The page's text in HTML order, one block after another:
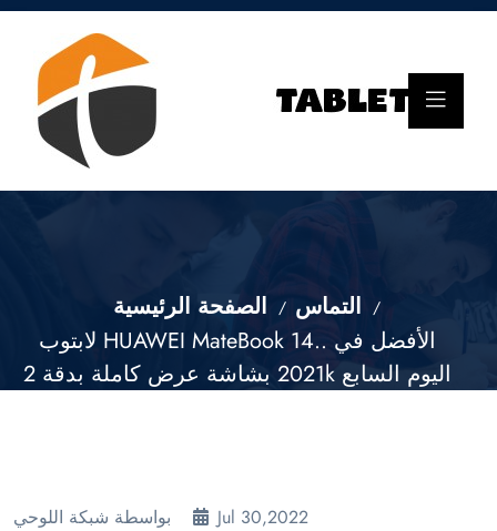
الصفحة الرئيسية
التماس
لابتوب HUAWEI MateBook 14.. الأفضل في
2021 بشاشة عرض كاملة بدقة 2k اليوم السابع
بواسطة شبكة اللوحي Jul 30,2022